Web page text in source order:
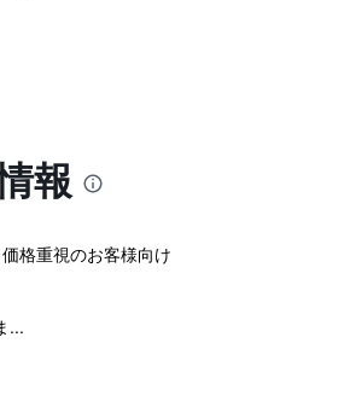
報
格重視のお客様向け
...